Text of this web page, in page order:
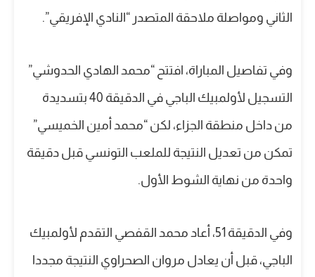
الثاني ومواصلة ملاحقة المتصدر “النادي الإفريقي”.
وفي تفاصيل المباراة، افتتح “محمد الهادي الحدوشي”
التسجيل لأولمبيك الباجي في الدقيقة 40 بتسديدة
من داخل منطقة الجزاء، لكن “محمد أمين الخميسي”
تمكن من تعديل النتيجة للملعب التونسي قبل دقيقة
واحدة من نهاية الشوط الأول.
وفي الدقيقة 51، أعاد محمد القفصي التقدم لأولمبيك
الباجي، قبل أن يعادل مروان الصحراوي النتيجة مجددا